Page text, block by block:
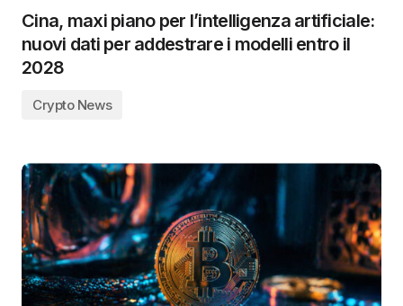
Cina, maxi piano per l’intelligenza artificiale:
nuovi dati per addestrare i modelli entro il
2028
Crypto News